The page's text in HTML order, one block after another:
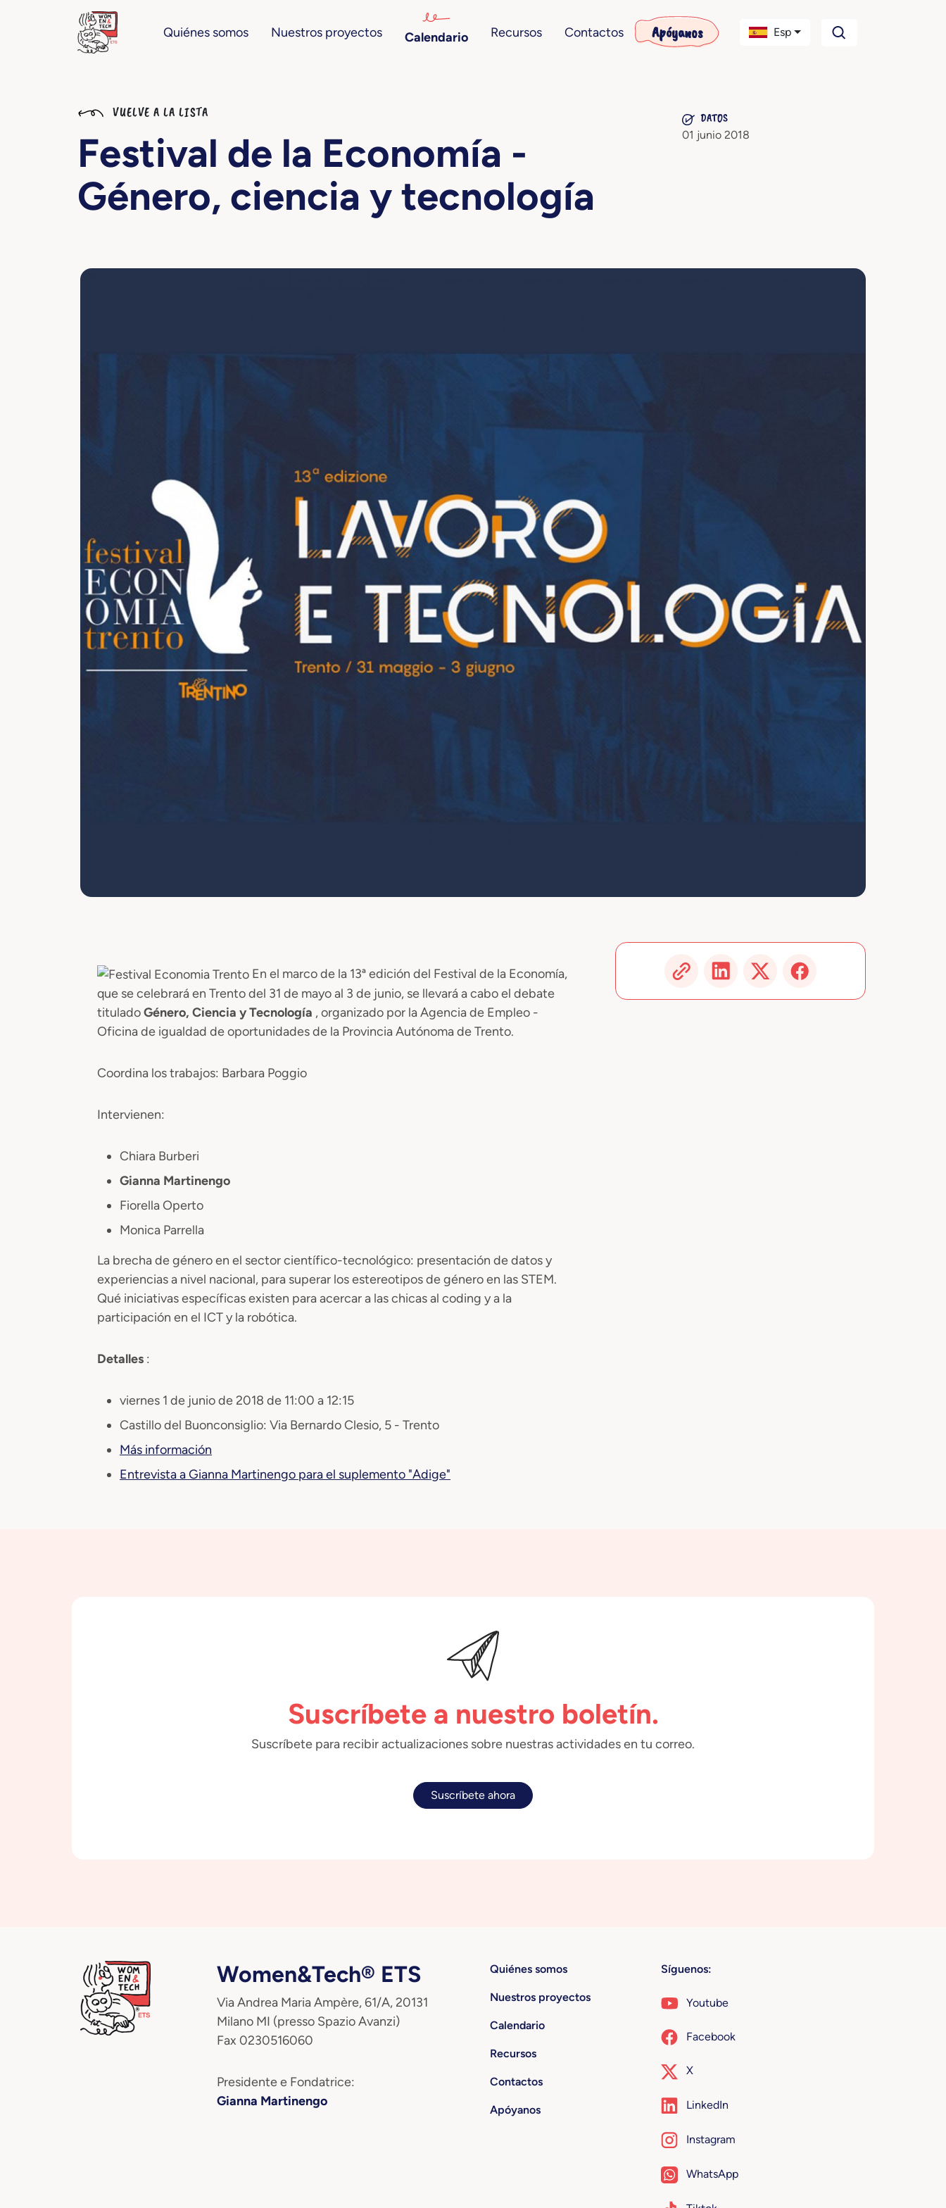
Quiénes somos Nuestros proyectos Calendario Recursos Contactos Apóyanos Esp
VUELVE A LA LISTA
Festival de la Economía -
Género, ciencia y tecnología
DATOS
01 junio 2018
En el marco de la 13ª edición del Festival de la Economía,
que se celebrará en Trento del 31 de mayo al 3 de junio, se llevará a cabo el debate
tituladoGénero, Ciencia y Tecnología , organizado por la Agencia de Empleo -
Oficina de igualdad de oportunidades de la Provincia Autónoma de Trento.
Coordina los trabajos: Barbara Poggio
Intervienen:
Chiara Burberi
Gianna Martinengo
Fiorella Operto
Monica Parrella
La brecha de género en el sector científico-tecnológico: presentación de datos y
experiencias a nivel nacional, para superar los estereotipos de género en las STEM.
Qué iniciativas específicas existen para acercar a las chicas al coding y a la
participación en el ICT y la robótica.
Detalles :
viernes 1 de junio de 2018 de 11:00 a 12:15
Castillo del Buonconsiglio: Via Bernardo Clesio, 5 - Trento
Más información
Entrevista a Gianna Martinengo para el suplemento "Adige"
Suscríbete a nuestro boletín.
Suscríbete para recibir actualizaciones sobre nuestras actividades en tu correo.
Suscríbete ahora
Women&Tech® ETS
Via Andrea Maria Ampère, 61/A, 20131
Milano MI (presso Spazio Avanzi)
Fax 0230516060
Presidente e Fondatrice:
Gianna Martinengo
Quiénes somos
Nuestros proyectos
Calendario
Recursos
Contactos
Apóyanos
Síguenos:
Youtube
Facebook
X
LinkedIn
Instagram
WhatsApp